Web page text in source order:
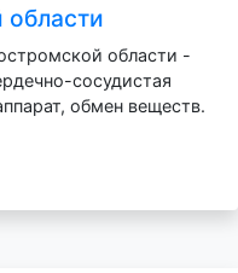
области -
сосудистая
обмен веществ.